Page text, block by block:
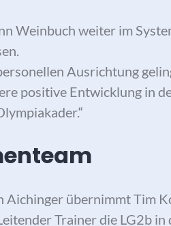
Weinbuch weiter im
Ausrichtung
positive Entwicklung in
übernimmt Tim
Trainer die LG2b in